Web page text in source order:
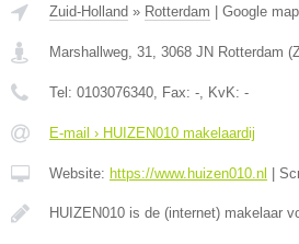
Zuid-Holland » Rotterdam Google
Marshallweg, 31, 3068 JN Rotterdam (
Tel: 0103076340, Fax: -, KvK: -
E-mail › HUIZEN010 makelaardij
Website: https://www.huizen010.nl
HUIZEN010 is de (internet) makelaar